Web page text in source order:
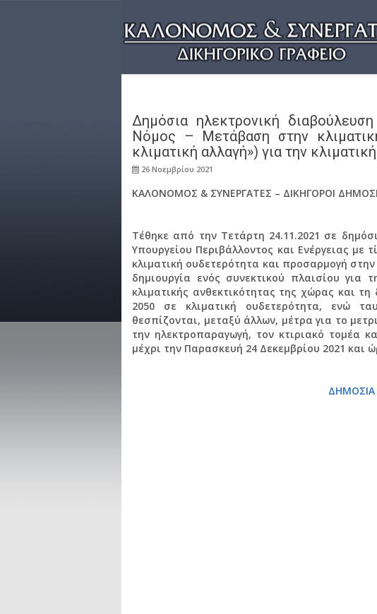
Δημόσια ηλεκτρονική
Νόμος – Μετάβαση στην
κλιματική αλλαγή») για την
26 Νοεμβρίου 2021
ΚΑΛΟΝΟΜΟΣ & ΣΥΝΕΡΓΑΤΕΣ – ΔΙΚΗΓΟΡΟΙ
Τέθηκε από την Τετάρτη 24.11.2021 σε
Υπουργείου Περιβάλλοντος και Ενέργειας με
κλιματική ουδετερότητα και προσαρμογή
δημιουργία ενός συνεκτικού πλαισίου για
κλιματικής ανθεκτικότητας της χώρας και
2050 σε κλιματική ουδετερότητα, ενώ
θεσπίζονται, μεταξύ άλλων, μέτρα για το
την ηλεκτροπαραγωγή, τον κτιριακό τομέα
μέχρι την Παρασκευή 24 Δεκεμβρίου 2021 και
ΔΗΜΟΣΙΑ